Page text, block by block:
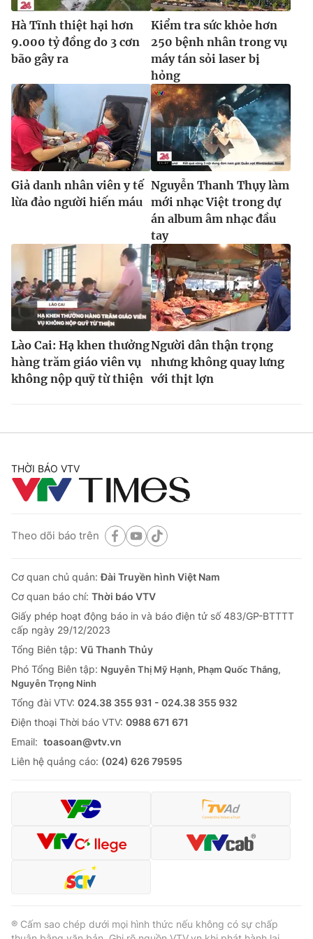
Hà Tĩnh thiệt hại hơn
9.000 tỷ đồng do 3 cơn
bão gây ra
Kiểm tra sức khỏe hơn
250 bệnh nhân trong vụ
máy tán sỏi laser bị
hỏng
Giả danh nhân viên y tế
lừa đảo người hiến máu
Nguyễn Thanh Thụy làm
mới nhạc Việt trong dự
án album âm nhạc đầu
tay
Lào Cai: Hạ khen thưởng
hàng trăm giáo viên vụ
không nộp quỹ từ thiện
Người dân thận trọng
nhưng không quay lưng
với thịt lợn
THỜI BÁO VTV
Theo dõi báo trên
Cơ quan chủ quản:Đài Truyền hình Việt Nam
Cơ quan báo chí: Thời báo VTV
Giấy phép hoạt động báo in và báo điện tử số 483/GP-BTTTT
cấp ngày 29/12/2023
Tổng Biên tập: Vũ Thanh Thủy
Phó Tổng Biên tập: Nguyễn Thị Mỹ Hạnh, Phạm Quốc Thắng,
Nguyễn Trọng Ninh
Tổng đài VTV: 024.38 355 931 - 024.38 355 932
Ðiện thoại Thời báo VTV: 0988 671 671
Email: toasoan@vtv.vn
Liên hệ quảng cáo: (024) 626 79595
® Cấm sao chép dưới mọi hình thức nếu không có sự chấp